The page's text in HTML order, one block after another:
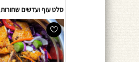
סלט עוף ועדשים שחורות